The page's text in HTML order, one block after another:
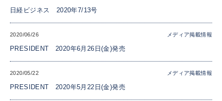
日経ビジネス 2020年7/13号
2020/06/26 メディア掲載情報
PRESIDENT 2020年6月26日(金)発売
2020/05/22 メディア掲載情報
PRESIDENT 2020年5月22日(金)発売